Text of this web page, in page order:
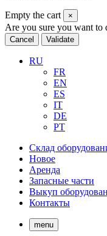
Empty the cart ×
Are you sure you want to
Cancel Validate
RU
FR
EN
ES
IT
DE
PT
Склад
Новое
Аренда
Запасные части
Выкуп
Контакты
menu